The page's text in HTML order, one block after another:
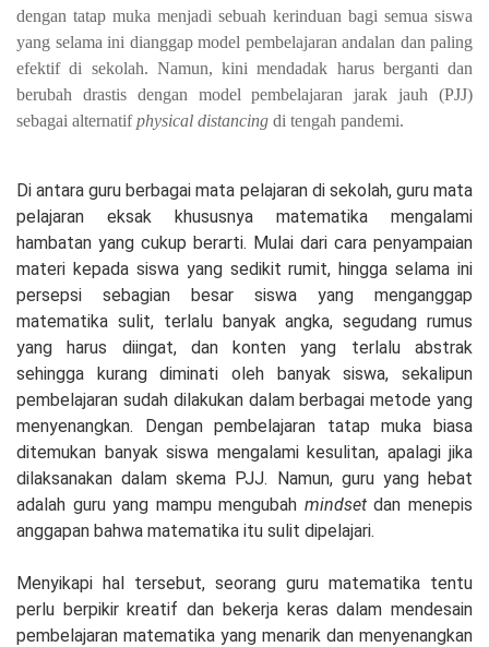
dengan tatap muka menjadi sebuah kerinduan bagi semua siswa
yang selama ini dianggap model pembelajaran andalan dan paling
efektif di sekolah. Namun, kini mendadak harus berganti dan
berubah drastis dengan model pembelajaran jarak jauh (PJJ)
sebagai alternatifphysical distancing di tengah pandemi.
Di antara guru berbagai mata pelajaran di sekolah, guru mata
pelajaran eksak khususnya matematika mengalami
hambatan yang cukup berarti. Mulai dari cara penyampaian
materi kepada siswa yang sedikit rumit, hingga selama ini
persepsi sebagian besar siswa yang menganggap
matematika sulit, terlalu banyak angka, segudang rumus
yang harus diingat, dan konten yang terlalu abstrak
sehingga kurang diminati oleh banyak siswa, sekalipun
pembelajaran sudah dilakukan dalam berbagai metode yang
menyenangkan. Dengan pembelajaran tatap muka biasa
ditemukan banyak siswa mengalami kesulitan, apalagi jika
dilaksanakan dalam skema PJJ. Namun, guru yang hebat
adalah guru yang mampu mengubah mindsetdan menepis
anggapan bahwa matematika itu sulit dipelajari.
Menyikapi hal tersebut, seorang guru matematika tentu
perlu berpikir kreatif dan bekerja keras dalam mendesain
pembelajaran matematika yang menarik dan menyenangkan